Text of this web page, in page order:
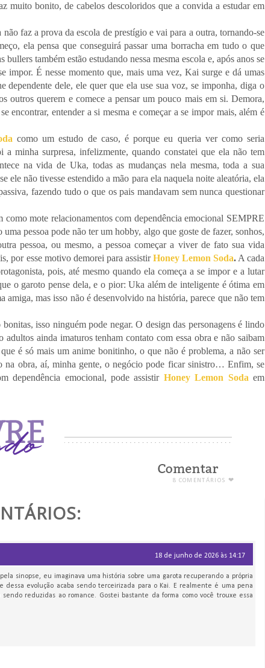
muito bonito, de cabelos descoloridos que a convida a estudar em
faz a prova da escola de prestígio e vai para a outra, tornando-se
ela pensa que conseguirá passar uma borracha em tudo o que
também estão estudando nessa mesma escola e, após anos se
impor. É nesse momento que, mais uma vez, Kai surge e dá umas
dependente dele, ele quer que ela use sua voz, se imponha, diga o
outros querem e comece a pensar um pouco mais em si. Demora,
encontrar, entender a si mesma e começar a se impor mais, além é
como um estudo de caso, é porque eu queria ver como seria
minha surpresa, infelizmente, quando constatei que ela não tem
na vida de Uka, todas as mudanças nela mesma, toda a sua
ele não tivesse estendido a mão para ela naquela noite aleatória, ela
fazendo tudo o que os pais mandavam sem nunca questionar
mote relacionamentos com dependência emocional SEMPRE
pessoa pode não ter um hobby, algo que goste de fazer, sonhos,
pessoa, ou mesmo, a pessoa começar a viver de fato sua vida
por esse motivo demorei para assistirHoney Lemon Soda.A cada
pois, até mesmo quando ela começa a se impor e a lutar
o garoto pense dela, e o pior: Uka além de inteligente é ótima em
amiga, mas isso não é desenvolvido na história, parece que não tem
isso ninguém pode negar. O design das personagens é lindo
ainda imaturos tenham contato com essa obra e não saibam
é só mais um anime bonitinho, o que não é problema, a não ser
na obra, aí, minha gente, o negócio pode ficar sinistro… Enfim, se
dependência emocional, pode assistir Honey Lemon Soda em
8 COMENTÁRIOS ❤
18 de junho de 2026 às 14:17
sinopse, eu imaginava uma história sobre uma garota recuperando a própria
evolução acaba sendo terceirizada para o Kai. E realmente é uma pena
reduzidas ao romance. Gostei bastante da forma como você trouxe essa